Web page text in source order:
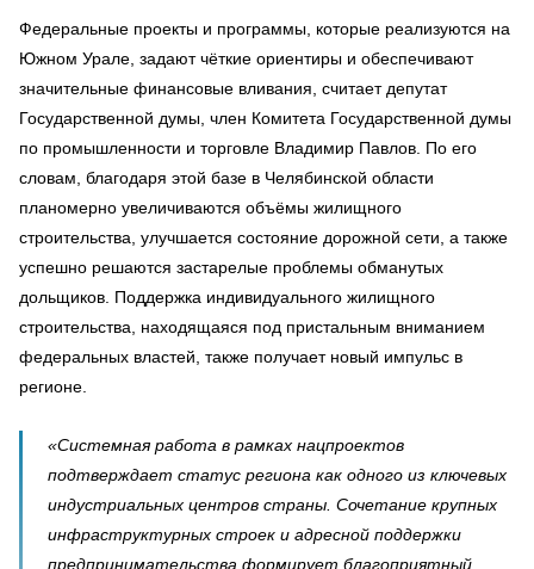
Федеральные проекты и программы, которые реализуются на
Южном Урале, задают чёткие ориентиры и обеспечивают
значительные финансовые вливания, считает депутат
Государственной думы, член Комитета Государственной думы
по промышленности и торговле Владимир Павлов. По его
словам, благодаря этой базе в Челябинской области
планомерно увеличиваются объёмы жилищного
строительства, улучшается состояние дорожной сети, а также
успешно решаются застарелые проблемы обманутых
дольщиков. Поддержка индивидуального жилищного
строительства, находящаяся под пристальным вниманием
федеральных властей, также получает новый импульс в
регионе.
«Системная работа в рамках нацпроектов
подтверждает статус региона как одного из ключевых
индустриальных центров страны. Сочетание крупных
инфраструктурных строек и адресной поддержки
предпринимательства формирует благоприятный